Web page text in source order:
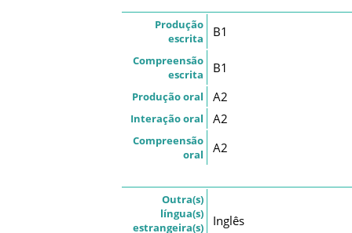
Produção
escrita
B1
Compreensão
escrita
B1
Produção oral A2
Interação oral A2
Compreensão
oral
A2
Outra(s)
língua(s)
estrangeira(s)
Inglês